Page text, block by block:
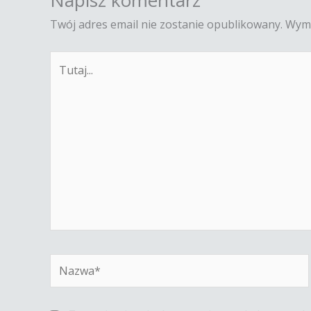
Twój adres email nie zostanie opublikowany.
Nazwa*